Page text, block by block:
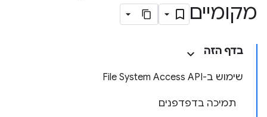
מקומיים
בדף הזה
שימוש ב-File System Access API
תמיכה בדפדפנים